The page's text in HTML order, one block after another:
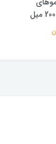
851,000 تومان